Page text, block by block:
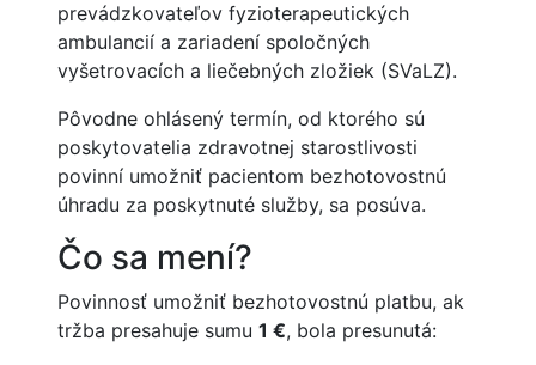
prevádzkovateľov fyzioterapeutických
ambulancií a zariadení spoločných
vyšetrovacích a liečebných zložiek (SVaLZ).
Pôvodne ohlásený termín, od ktorého sú
poskytovatelia zdravotnej starostlivosti
povinní umožniť pacientom bezhotovostnú
úhradu za poskytnuté služby, sa posúva.
Čo sa mení?
Povinnosť umožniť bezhotovostnú platbu, ak
tržba presahuje sumu 1 €, bola presunutá: